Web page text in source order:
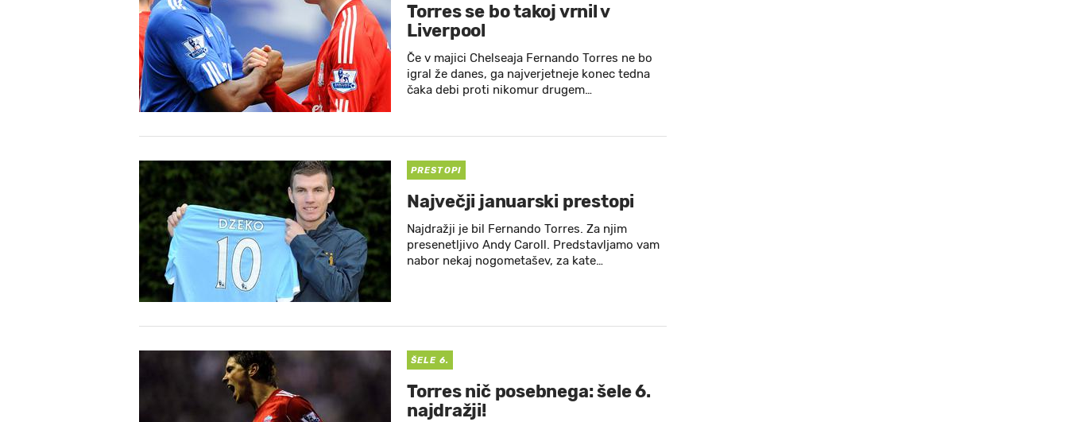
Torres se bo takoj vrnil v
Liverpool
Če v majici Chelseaja Fernando Torres ne bo
igral že danes, ga najverjetneje konec tedna
čaka debi proti nikomur drugem…
PRESTOPI
Največji januarski prestopi
Najdražji je bil Fernando Torres. Za njim
presenetljivo Andy Caroll. Predstavljamo vam
nabor nekaj nogometašev, za kate…
ŠELE 6.
Torres nič posebnega: šele 6.
najdražji!